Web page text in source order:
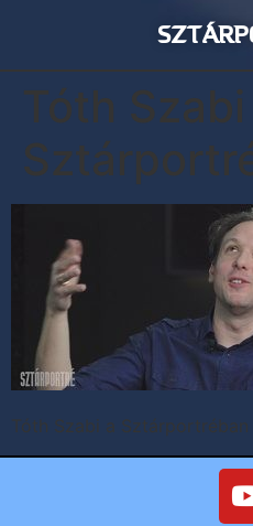
Tóth Szabi
Tóth Szabi a